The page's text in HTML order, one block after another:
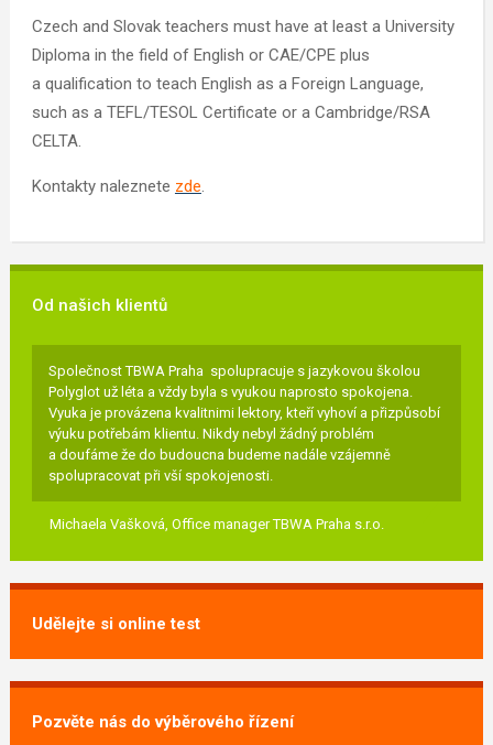
Czech and Slovak teachers must have at least a University
Diploma in the field of English or CAE/CPE plus
a qualification to teach English as a Foreign Language,
such as a TEFL/TESOL Certificate or a Cambridge/RSA
CELTA.
Kontakty naleznete zde.
Od našich klientů
Společnost TBWA Praha spolupracuje s jazykovou školou
Polyglot už léta a vždy byla s vyukou naprosto spokojena.
Vyuka je provázena kvalitnimi lektory, kteří vyhoví a přizpůsobí
výuku potřebám klientu. Nikdy nebyl žádný problém
a doufáme že do budoucna budeme nadále vzájemně
spolupracovat při vší spokojenosti.
Michaela Vašková, Office manager TBWA Praha s.r.o.
Udělejte si online test
Pozvěte nás do výběrového řízení